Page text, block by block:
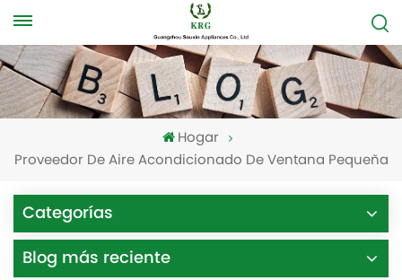
Hogar
Proveedor De Aire Acondicionado De Ventana Pequeña
Categorías
Blog más reciente